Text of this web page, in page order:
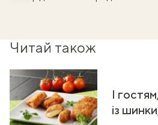
Читай також
І
із